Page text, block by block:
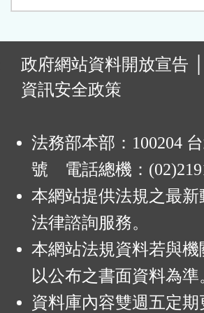
政府網站資料開放宣告
資訊安全政策
法務部本部：100204
號 電話總機：
本網站提供法規之最
法律諮詢服務。
本網站法規資料若與
以公布之書面資料為準
資料庫內容雙週五定